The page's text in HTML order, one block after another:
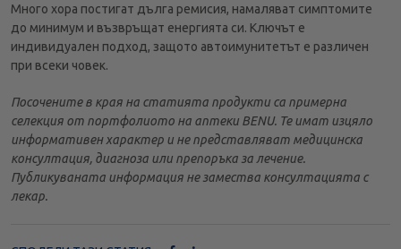
Много хора постигат дълга ремисия, намаляват симптомите
до минимум и възвръщат енергията си. Ключът е
индивидуален подход, защото автоимунитетът е различен
при всеки човек.
Посочените в края на статията продукти са примерна
селекция от портфолиото на аптеки BENU. Те имат изцяло
информативен характер и не представляват медицинска
консултация, диагноза или препоръка за лечение.
Публикуваната информация не замества консултацията с
лекар.